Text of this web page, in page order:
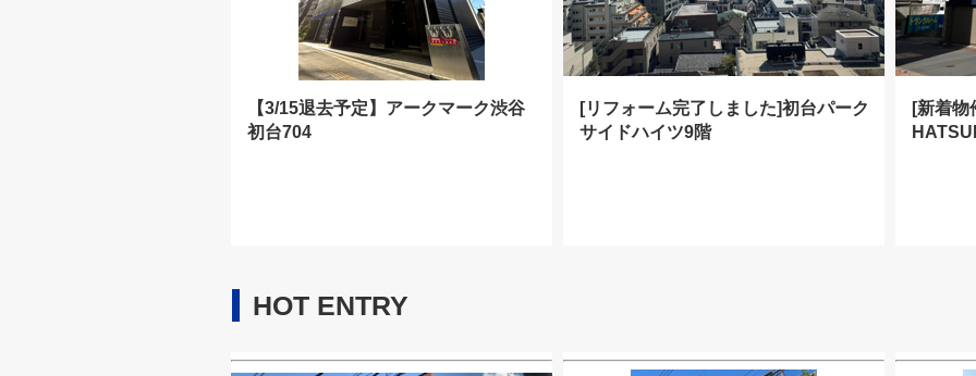
【3/15退去予定】アークマーク渋谷
初台704
[リフォーム完了しました]初台パーク
サイドハイツ9階
[新着
HOT ENTRY